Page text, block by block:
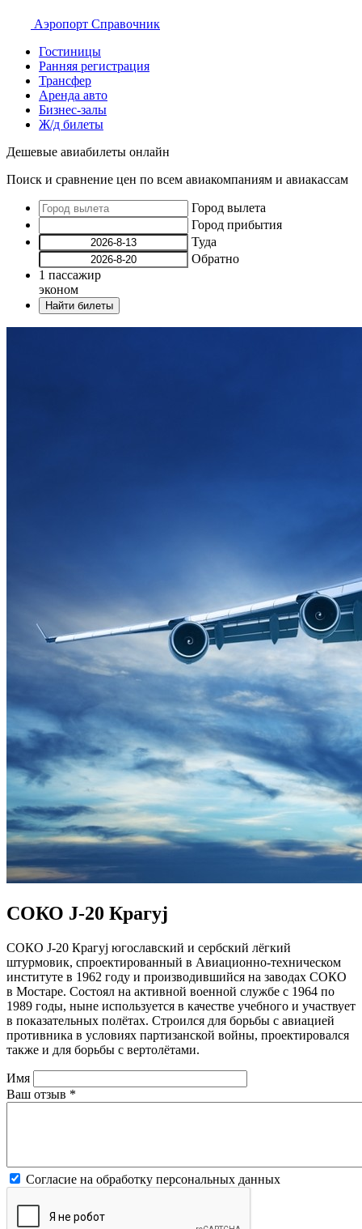
Аэропорт Справочник
Гостиницы
Ранняя регистрация
Трансфер
Аренда авто
Бизнес-залы
Ж/д билеты
Дешевые авиабилеты онлайн
Поиск и сравнение цен по всем авиакомпаниям и авиакассам
Город вылета
Город прибытия
Туда
Обратно
1 пассажир
эконом
Найти билеты
СОКО Ј-20 Крагуј
СОКО Ј-20 Крагуј югославский и сербский лёгкий
штурмовик, спроектированный в Авиационно-техническом
институте в 1962 году и производившийся на заводах СОКО
в Мостаре. Состоял на активной военной службе с 1964 по
1989 годы, ныне используется в качестве учебного и участвует
в показательных полётах. Строился для борьбы с авиацией
противника в условиях партизанской войны, проектировался
также и для борьбы с вертолётами.
Имя
Ваш отзыв *
Согласие на обработку персональных данных